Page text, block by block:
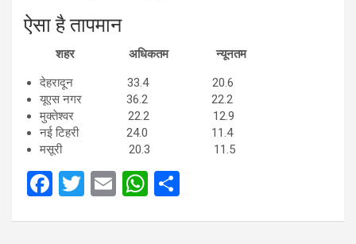
ऐसा है तापमान
शहर अधिकतम न्यूनतम
देहरादून 33.4 20.6
यूएस नगर 36.2 22.2
मुक्तेश्वर 22.2 12.9
नई टिहरी 24.0 11.4
मसूरी 20.3 11.5
F
T
E
W